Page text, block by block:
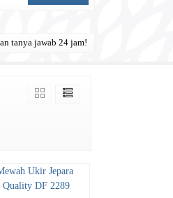
tanya jawab 24 jam!